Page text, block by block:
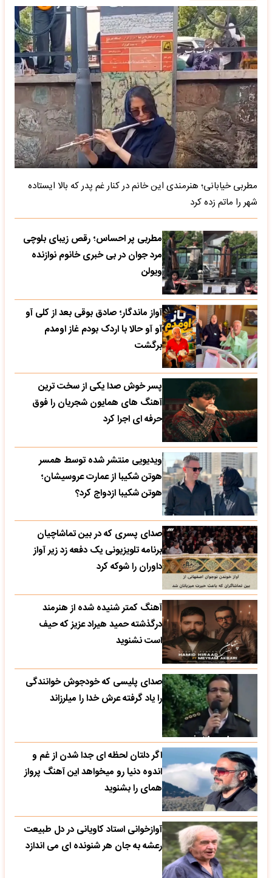
مطربی خیابانی؛ هنرمندی این خانم در کنار غم پدر که بالا ایستاده
شهر را ماتم زده کرد
مطربی پر احساس؛ رقص زیبای بلوچی
مرد جوان در بی خبری خانوم نوازنده
ویولن
آواز ماندگار؛ صادق بوقی بعد از کلی آو
آو آو حالا با اردک بودم غاز اومدم
برگشت
پسر خوش صدا یکی از سخت ترین
آهنگ های همایون شجریان را فوق
حرفه ای اجرا کرد
ویدیویی منتشر شده توسط همسر
هوتن شکیبا از عمارت عروسیشان؛
هوتن شکیبا ازدواج کرد؟
صدای پسری که در بین تماشاچیان
برنامه تلویزیونی یک دفعه زد زیر آواز
داوران را شوکه کرد
آهنگ کمتر شنیده شده از هنرمند
درگذشته حمید هیراد عزیز که حیف
است نشنوید
صدای پلیسی که خودجوش خوانندگی
را یاد گرفته عرش خدا را میلرزاند
اگر دلتان لحظه ای جدا شدن از غم و
اندوه دنیا رو میخواهد این آهنگ پرواز
همای را بشنوید
آوازخوانی استاد کاویانی در دل طبیعت
رعشه به جان هر شنونده ای می اندازد